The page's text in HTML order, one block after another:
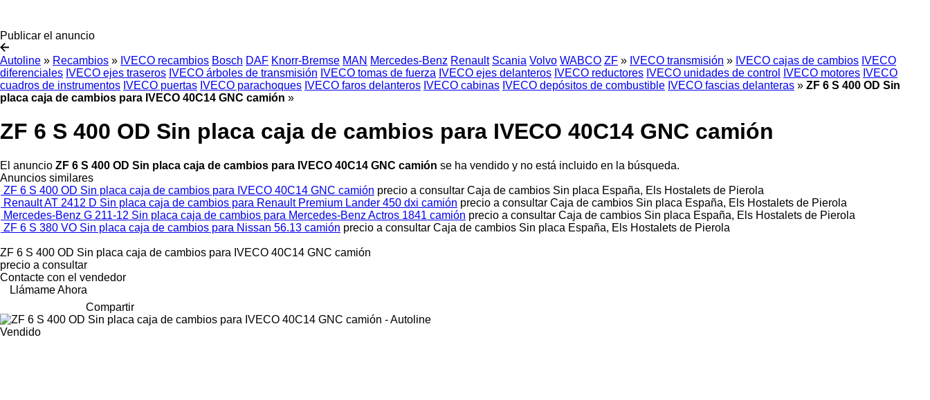
Publicar el anuncio
Autoline » Recambios » IVECO recambios Bosch DAF Knorr-Bremse MAN Mercedes-Benz Renault Scania Volvo WABCO ZF » IVECO transmisión » IVECO cajas de cambios IVECO
diferenciales IVECO ejes traseros IVECO árboles de transmisión IVECO tomas de fuerza IVECO ejes delanteros IVECO reductores IVECO unidades de control IVECO motores IVECO
cuadros de instrumentos IVECO puertas IVECO parachoques IVECO faros delanteros IVECO cabinas IVECO depósitos de combustible IVECO fascias delanteras » ZF 6 S 400 OD Sin
placa caja de cambios para IVECO 40C14 GNC camión »
ZF 6 S 400 OD Sin placa caja de cambios para IVECO 40C14 GNC camión
El anuncio ZF 6 S 400 OD Sin placa caja de cambios para IVECO 40C14 GNC camión se ha vendido y no está incluido en la búsqueda.
Anuncios similares
ZF 6 S 400 OD Sin placa caja de cambios para IVECO 40C14 GNC camión precio a consultar Caja de cambios Sin placa España, Els Hostalets de Pierola
Renault AT 2412 D Sin placa caja de cambios para Renault Premium Lander 450 dxi camión precio a consultar Caja de cambios Sin placa España, Els Hostalets de Pierola
Mercedes-Benz G 211-12 Sin placa caja de cambios para Mercedes-Benz Actros 1841 camión precio a consultar Caja de cambios Sin placa España, Els Hostalets de Pierola
ZF 6 S 380 VO Sin placa caja de cambios para Nissan 56.13 camión precio a consultar Caja de cambios Sin placa España, Els Hostalets de Pierola
ZF 6 S 400 OD Sin placa caja de cambios para IVECO 40C14 GNC camión
precio a consultar
Contacte con el vendedor
Llámame Ahora
Compartir
Vendido